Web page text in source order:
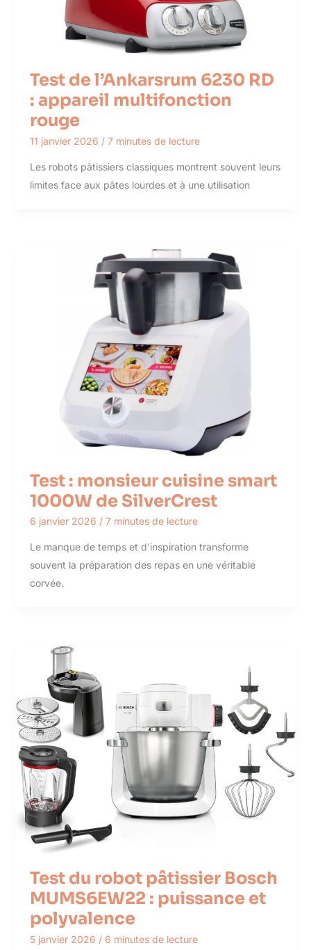
Test de l’Ankarsrum 6230 RD
: appareil multifonction
rouge
11 janvier 2026 / 7 minutes de lecture
Les robots pâtissiers classiques montrent souvent leurs
limites face aux pâtes lourdes et à une utilisation
Test : monsieur cuisine smart
1000W de SilverCrest
6 janvier 2026 / 7 minutes de lecture
Le manque de temps et d’inspiration transforme
souvent la préparation des repas en une véritable
corvée.
Test du robot pâtissier Bosch
MUMS6EW22 : puissance et
polyvalence
5 janvier 2026 / 6 minutes de lecture